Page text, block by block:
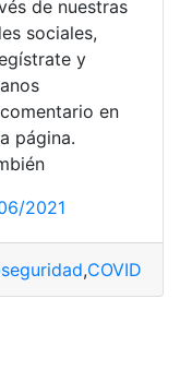
de nuestras
sociales,
y
en
página.
2021
,COVID-19